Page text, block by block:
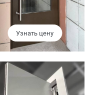
Узнать цену